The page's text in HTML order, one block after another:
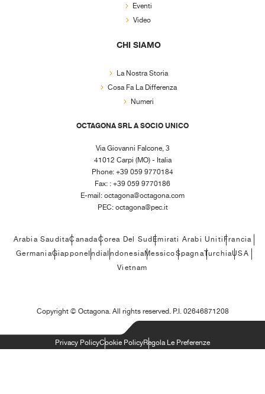
Eventi
Video
CHI SIAMO
La Nostra Storia
Cosa Fa La Differenza
Numeri
OCTAGONA SRL A SOCIO UNICO
Via Giovanni Falcone, 3
41012 Carpi (MO) - Italia
Phone: +39 059 9770184
Fax: : +39 059 9770186
E-mail:octagona@octagona.com
PEC:octagona@pec.it
Arabia SauditaCanadaCorea Del SudEmirati Arabi UnitiFrancia
GermaniaGiapponeIndiaIndonesiaMessicoSpagnaTurchiaUSA
Vietnam
Copyright ©Octagona. All rights reserved. P.I. 02646871208
Privacy PolicyCookie PolicyRegola Le Preferenze